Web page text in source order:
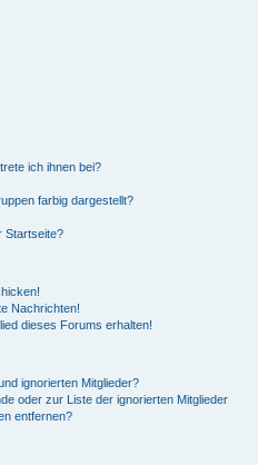
ich ihnen bei?
farbig dargestellt?
Startseite?
Nachrichten!
dieses Forums erhalten!
ignorierten Mitglieder?
oder zur Liste der ignorierten Mitglieder
entfernen?